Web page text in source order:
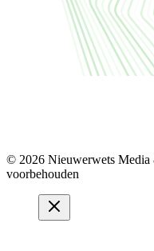
© 2026 Nieuwerwets Media
voorbehouden